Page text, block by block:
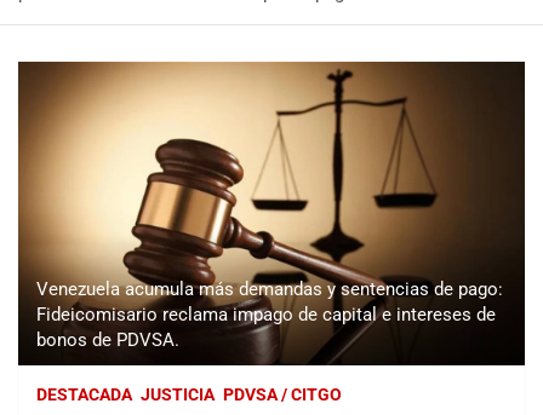
Venezuela acumula más demandas y sentencias de pago:
Fideicomisario reclama impago de capital e intereses de
bonos de PDVSA.
DESTACADA JUSTICIA PDVSA / CITGO